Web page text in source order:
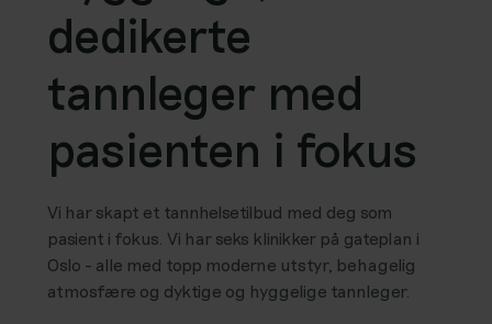
dedikerte
tannleger med
pasienten i fokus
Vi har skapt et tannhelsetilbud med deg som
pasient i fokus. Vi har seks klinikker på gateplan i
Oslo - alle med topp moderne utstyr, behagelig
atmosfære og dyktige og hyggelige tannleger.